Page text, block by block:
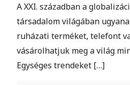
A XXI. században a
társadalom világában
ruházati terméket, telefont
vásárolhatjuk meg a világ
Egységes trendeket […]